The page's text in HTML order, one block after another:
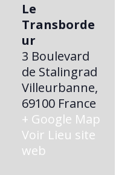
Le
Transborde
ur
3 Boulevard
de Stalingrad
Villeurbanne,
69100 France
+ Google Map
Voir Lieu site
web